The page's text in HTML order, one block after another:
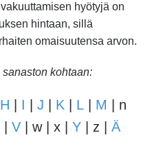
hyötyjä on
hintaan, sillä
omaisuutensa arvon.
kohtaan:
H I J K L M | n
V | w | x | Y | z | Ä